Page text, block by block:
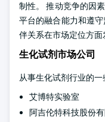
制性。 推动竞争的因
平台的融合能力和遵
伴关系在市场定位方面
生化试剂市场公司
从事生化试剂行业的
艾博特实验室
阿吉伦特科技股份